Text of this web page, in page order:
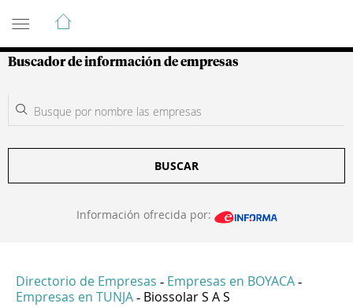
Guía de Empresas Colombianas
Buscador de información de empresas
BUSCAR
Información ofrecida por:
Directorio de Empresas - Empresas en BOYACA -
Empresas en TUNJA - Biossolar S A S